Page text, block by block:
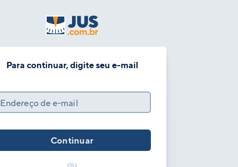
Para continuar, digite seu e-mail
Endereço de e-mail
Continuar
ou